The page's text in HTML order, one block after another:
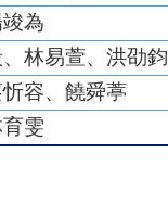
為
林易萱、洪劭鈞
容、饒舜葶
雯